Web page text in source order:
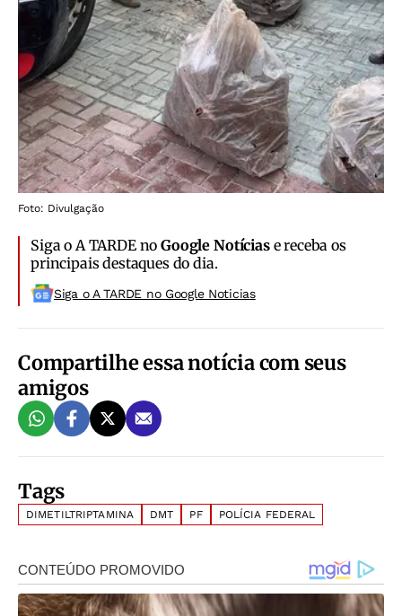
Foto: Divulgação
Siga o A TARDE noGoogle Notíciase receba os
principais destaques do dia.
Siga o A TARDE no Google Noticias
Compartilhe essa notícia com seus
amigos
Tags
DIMETILTRIPTAMINA DMT PF POLÍCIA FEDERAL